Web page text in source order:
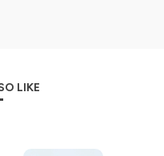
Radio Jeunes Reims
Halima
LIKE